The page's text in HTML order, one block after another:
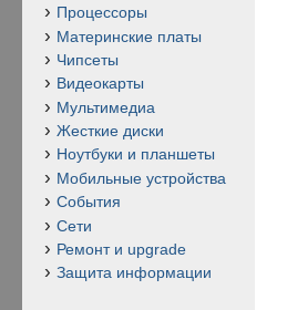
Процессоры
Материнские платы
Чипсеты
Видеокарты
Мультимедиа
Жесткие диски
Ноутбуки и планшеты
Мобильные устройства
События
Сети
Ремонт и upgrade
Защита информации